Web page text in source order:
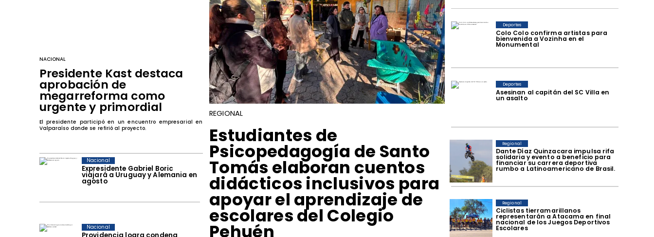
Colo Colo confirma artistas para
bienvenida a Vozinha en el
Monumental
Deportes
Asesinan al capitán del SC Villa en
un asalto
Deportes
Dante Díaz Quinzacara impulsa rifa
solidaria y evento a beneficio para
financiar su carrera deportiva
rumbo a Latinoamericano de Brasil.
Regional
​Ciclistas tierramarillanos
representarán a Atacama en final
nacional de los Juegos Deportivos
Escolares
Regional
Expresidente Gabriel Boric
viajará a Uruguay y Alemania en
agosto
Nacional
Nacional
NACIONAL
Presidente Kast destaca
aprobación de
megarreforma como
urgente y primordial
El presidente participó en un encuentro empresarial en
Valparaíso donde se refirió al proyecto.
REGIONAL
​Estudiantes de
Psicopedagogía de Santo
Tomás elaboran cuentos
didácticos inclusivos para
apoyar el aprendizaje de
escolares del Colegio
Pehuén